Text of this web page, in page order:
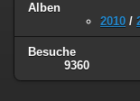
Alben
2010 /
Besuche
9360